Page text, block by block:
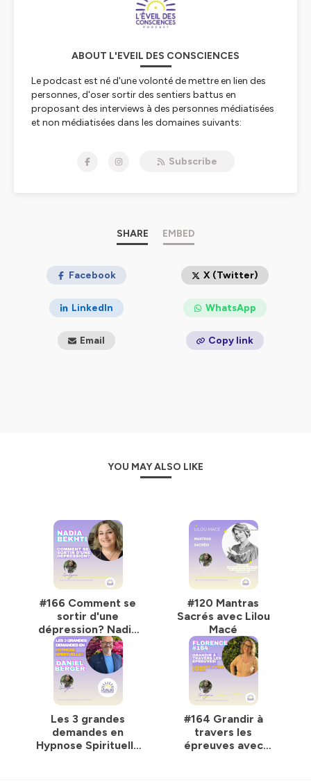
ABOUT L'EVEIL DES CONSCIENCES
Le podcast est né d'une volonté de mettre en lien des
personnes, d'oser sortir des sentiers battus en
proposant des interviews à des personnes médiatisées
et non médiatisées dans les domaines suivants:
Chaque lundi, écoutez le partage d'un intervenant et
laissez vous porter guider et cheminer vers une meilleure
Pour soutenir ce projet, vous pouvez partagez les
contenus, ajouter des petites étoiles et laisser un avis !
Merci,
Subscribe
SHARE EMBED
Facebook X (Twitter)
LinkedIn WhatsApp
Email Copy link
YOU MAY ALSO LIKE
#166 Comment se
sortir d'une
dépression? Nadia
Bekhti
#120 Mantras
Sacrés avec Lilou
Macé
Les 3 grandes
demandes en
Hypnose Spirituelle
#164 Grandir à
travers les
épreuves avec